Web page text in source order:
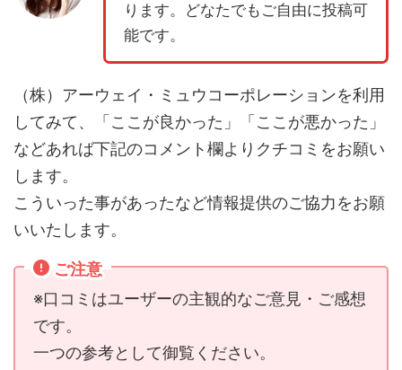
ります。どなたでもご自由に投稿可
能です。
（株）アーウェイ・ミュウコーポレーションを利用
してみて、「ここが良かった」「ここが悪かった」
などあれば下記のコメント欄よりクチコミをお願い
します。
こういった事があったなど情報提供のご協力をお願
いいたします。
ご注意
※口コミはユーザーの主観的なご意見・ご感想
です。
一つの参考として御覧ください。